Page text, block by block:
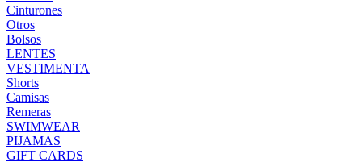
Cinturones
Otros
Bolsos
LENTES
VESTIMENTA
Shorts
Camisas
Remeras
SWIMWEAR
PIJAMAS
GIFT CARDS